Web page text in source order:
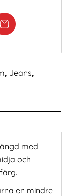
, Jeans,
med
och
en mindre